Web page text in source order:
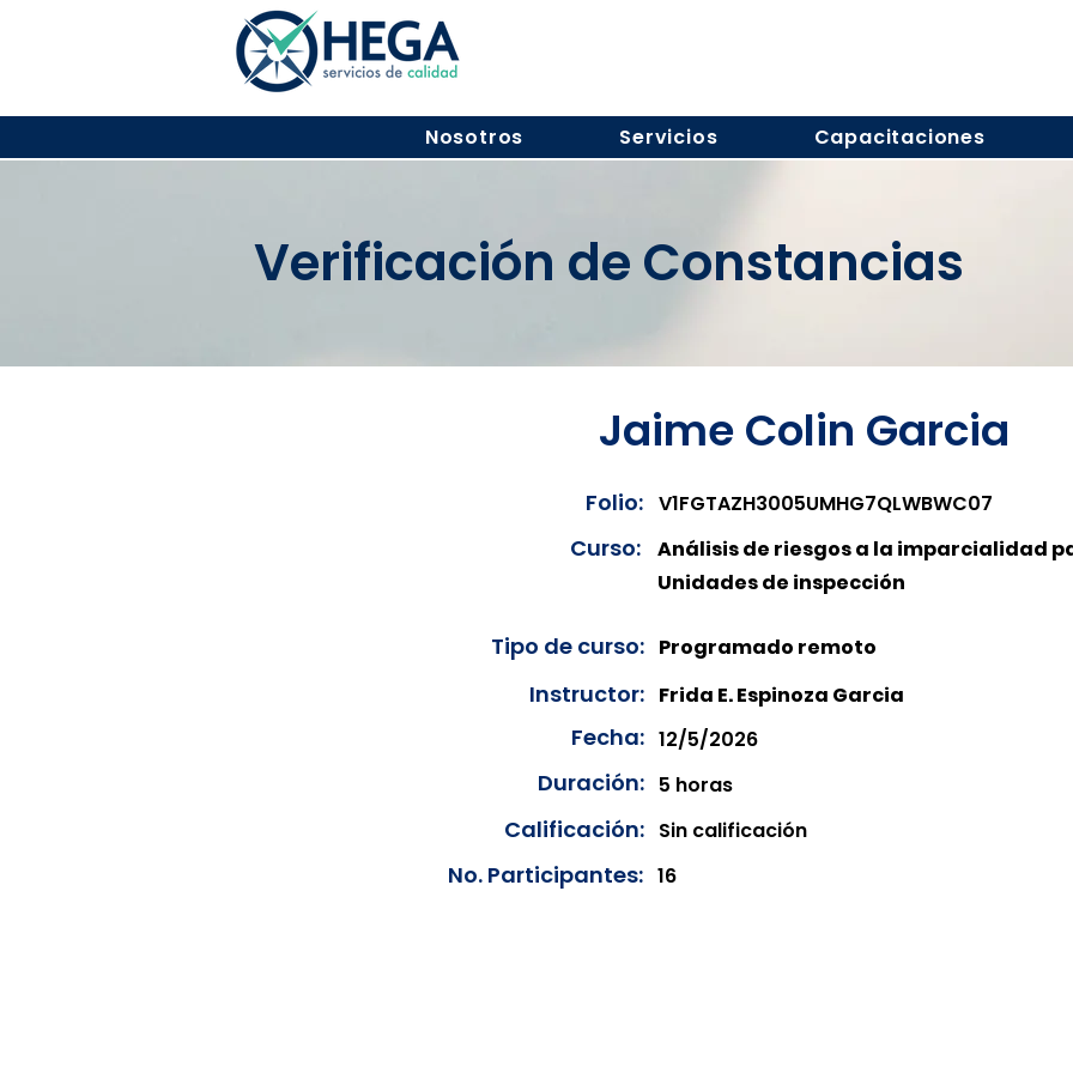
Nosotros Servicios Capacitaciones
Verificación de Constancias
Jaime Colin Garcia
Folio: V1FGTAZH3005UMHG7QLWBWC07
Curso:
Análisis de riesgos a la imparcialidad
Unidades de inspección
Tipo de curso: Programado remoto
Instructor: Frida E. Espinoza Garcia
Fecha: 12/5/2026
Duración: 5 horas
Calificación: Sin calificación
No. Participantes: 16